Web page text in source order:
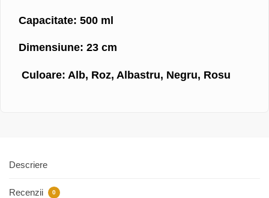
Capacitate: 500 ml
Dimensiune: 23 cm
Culoare: Alb, Roz, Albastru, Negru, Rosu
Descriere
Recenzii 0